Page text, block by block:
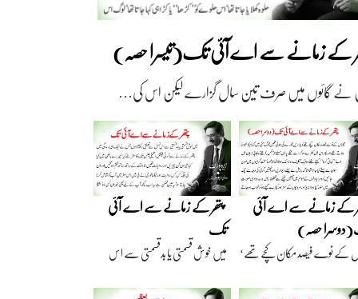
کے زمانے سے اے آئی تک(تیسرا حصہ)
نے گائوں میں صرف تین سال گزارے لیکن اس کی…
کے زمانے سے اے آئی
حصہ)
کے نوے فیصد مکان کچے تھے‘
پتھر کے زمانے سے اے آئی
تک
میں خوش قسمتی یا بدقسمتی سے اس